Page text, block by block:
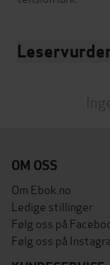
OM OSS
Om Ebok.no
Ledige stillinger
Følg oss på
Følg oss på